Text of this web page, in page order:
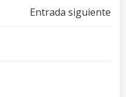
Navegación
Entrada siguiente